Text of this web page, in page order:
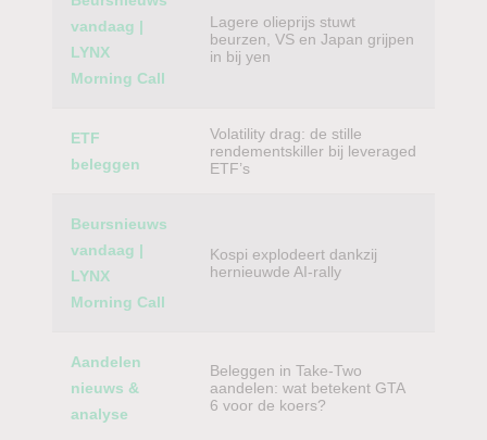
vandaag |
LYNX
Morning Call
Lagere olieprijs stuwt
beurzen, VS en Japan grijpen
in bij yen
ETF
beleggen
Volatility drag: de stille
rendementskiller bij leveraged
ETF’s
Beursnieuws
vandaag |
LYNX
Morning Call
Kospi explodeert dankzij
hernieuwde AI-rally
Aandelen
nieuws &
analyse
Beleggen in Take-Two
aandelen: wat betekent GTA
6 voor de koers?